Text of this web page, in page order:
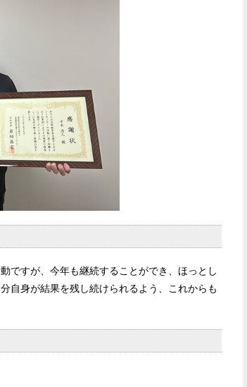
ですが、今年も継続することができ、ほっとし
自身が結果を残し続けられるよう、これからも